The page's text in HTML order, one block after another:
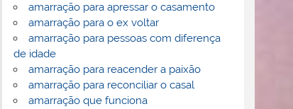
amarração para apressar o casamento
amarração para o ex voltar
amarração para pessoas com diferença
de idade
amarração para reacender a paixão
amarração para reconciliar o casal
amarração que funciona